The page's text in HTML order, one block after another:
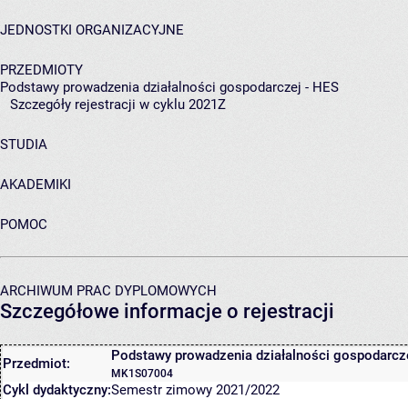
JEDNOSTKI ORGANIZACYJNE
PRZEDMIOTY
Podstawy prowadzenia działalności gospodarczej - HES
Szczegóły rejestracji w cyklu 2021Z
STUDIA
AKADEMIKI
POMOC
ARCHIWUM PRAC DYPLOMOWYCH
Szczegółowe informacje o rejestracji
Przedmiot: Podstawy prowadzenia działalności
MK1S07004
Cykl dydaktyczny:Semestr zimowy 2021/2022